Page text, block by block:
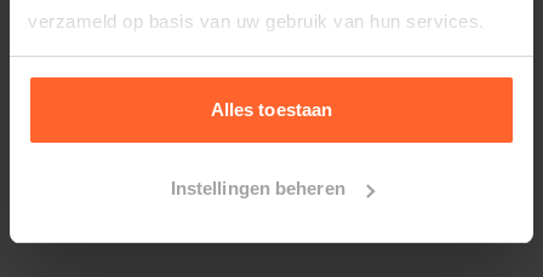
verzameld op basis van uw gebruik van hun services.
Alles toestaan
Instellingen beheren
Droog, donker en koel bewaren. Na openen
opnieuw sluiten.
Riverwood Runderlong is een natuurlijke snack
reinigen van het gebit en gezond tandvlees.